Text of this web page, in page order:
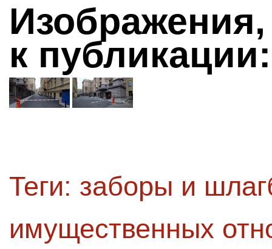
к публикации:
Теги: заборы и
имущественных